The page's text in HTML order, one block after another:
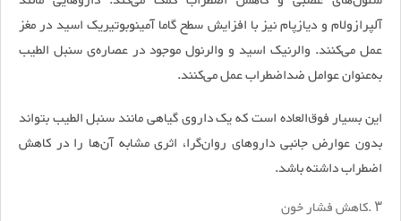
آلپرازولام و دیازپام نیز با افزایش سطح گاما آمینوبوتیریک اسید در مغز
عمل می‌کنند. والرنیک اسید و والرنول موجود در عصاره‌ی سنبل الطیب
به‌عنوان عوامل ضداضطراب عمل می‌کنند.
این بسیار فوق‌العاده است که یک داروی گیاهی مانند سنبل الطیب بتواند
بدون عوارض جانبی داروهای روان‌گرا، اثری مشابه آن‌ها را در کاهش
اضطراب داشته باشد.
۳.کاهش فشار خون